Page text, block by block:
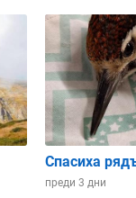
05:00 08:00
Спасиха
преди 3 дни